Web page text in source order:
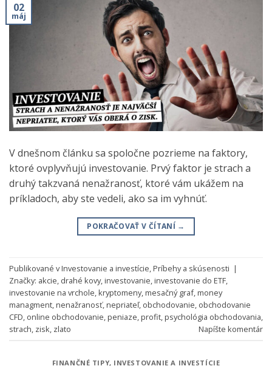
02
máj
V dnešnom článku sa spoločne pozrieme na faktory,
ktoré ovplyvňujú investovanie. Prvý faktor je strach a
druhý takzvaná nenažranosť, ktoré vám ukážem na
príkladoch, aby ste vedeli, ako sa im vyhnúť.
POKRAČOVAŤ V ČÍTANÍ →
Publikované vInvestovanie a investície,Príbehy a skúsenosti |
Značky: akcie, drahé kovy,investovanie,investovanie do ETF,
investovanie na vrchole,kryptomeny,mesačný graf,money
managment,nenažranosť,nepriateľ, obchodovanie, obchodovanie
CFD, online obchodovanie,peniaze,profit,psychológia obchodovania,
strach, zisk, zlato Napíšte komentár
FINANČNÉ TIPY, INVESTOVANIE A INVESTÍCIE